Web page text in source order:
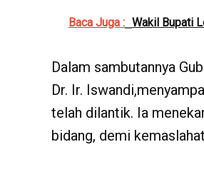
Baca Juga : Wakil Bupati
Dalam sambutannya
Dr. Ir.
telah dilantik. Ia
bidang, demi